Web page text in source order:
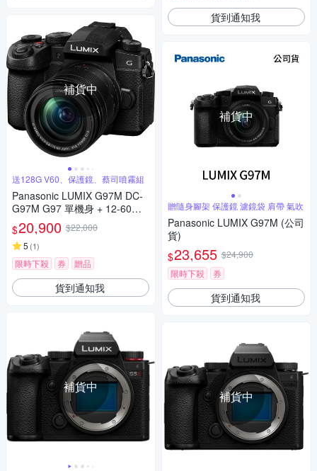
補貨中
送128G V60、保護鏡、蔡司噴霧組
Panasonic LUMIX G97M DC-
G97M G97 單機身 + 12-60mm
變焦鏡組 公司貨
$20,900 $22,000
5 (1)
限時下殺 券 贈品
貨到通知我
補貨中
貨到通知我
補貨中
贈隨身腳架 保護鏡 濾鏡袋 肩帶 氣吹
Panasonic LUMIX G97M (公司
貨)
$23,655 $24,900
限時下殺
券
貨到通知我
補貨中